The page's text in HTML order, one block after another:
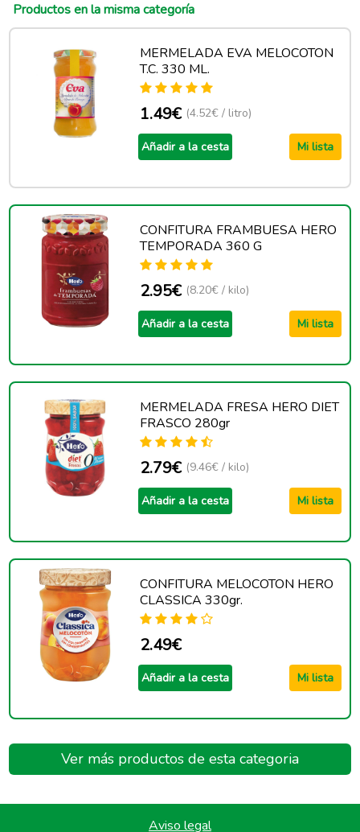
Productos en la misma categoría
MERMELADA EVA MELOCOTON
T.C. 330 ML.
1.49€ (4.52€ / litro)
Añadir a la cesta Mi lista
CONFITURA FRAMBUESA HERO
TEMPORADA 360 G
2.95€ (8.20€ / kilo)
Añadir a la cesta Mi lista
MERMELADA FRESA HERO DIET
FRASCO 280gr
2.79€ (9.46€ / kilo)
Añadir a la cesta Mi lista
CONFITURA MELOCOTON HERO
CLASSICA 330gr.
2.49€
Añadir a la cesta Mi lista
Ver más productos de esta categoria
Aviso legal